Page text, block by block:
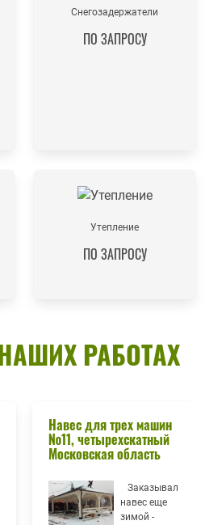
Снегозадержатели
ПО ЗАПРОСУ
Утепление
ПО ЗАПРОСУ
РАБОТАХ
Навес для трех машин
№11, четырехскатный
Московская область
Заказывал
навес еще
зимой -